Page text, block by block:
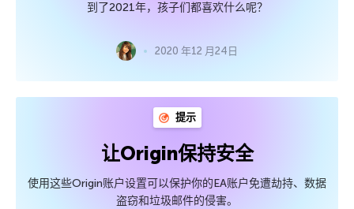
到了2021年，孩子们都喜欢什么呢？
2020 年12 月24日
提示
让Origin保持安全
使用这些Origin账户设置可以保护你的EA账户免遭劫持、数据
盗窃和垃圾邮件的侵害。